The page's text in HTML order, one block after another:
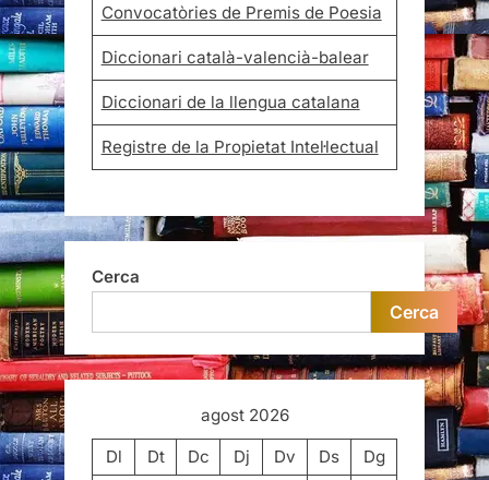
Convocatòries de Premis de Poesia
Diccionari català-valencià-balear
Diccionari de la llengua catalana
Registre de la Propietat Intel·lectual
Cerca
Cerca
agost 2026
Dl
Dt Dc Dj Dv Ds
Dg